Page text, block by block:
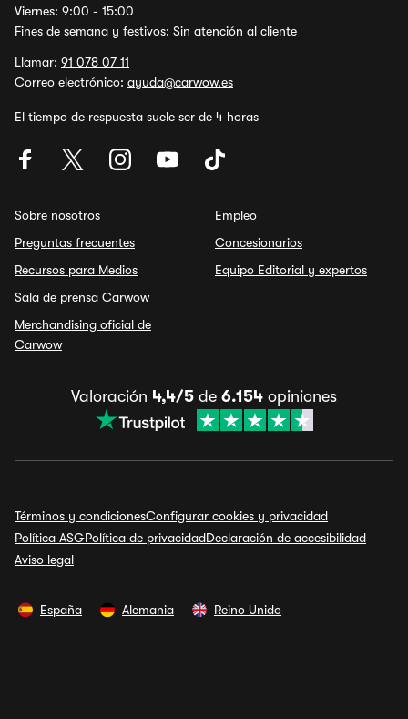
Viernes: 9:00 - 15:00
Fines de semana y festivos: Sin atención al cliente
Llamar: 91 078 07 11
Correo electrónico: ayuda@carwow.es
El tiempo de respuesta suele ser de 4 horas
Sobre nosotros
Preguntas frecuentes
Recursos para Medios
Sala de prensa Carwow
Merchandising oficial de
Carwow
Empleo
Concesionarios
Equipo Editorial y expertos
Valoración 4,4/5 de 6.154 opiniones
Términos y condicionesConfigurar cookies y privacidad
Política ASGPolítica de privacidadDeclaración de accesibilidad
Aviso legal
España Alemania Reino Unido